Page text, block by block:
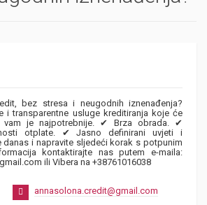
bez stresa i neugodnih iznenađenja?
i transparentne usluge kreditiranja koje će
vam je najpotrebnije. ✔ Brza obrada. ✔
otplate. ✔ Jasno definirani uvjeti i
danas i napravite sljedeći korak s potpunim
kontaktirajte nas putem e-maila:
ili Vibera na +38761016038
annasolona.credit@gmail.com